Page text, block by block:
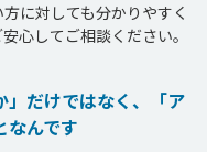
に対しても分かりやすく
心してご相談ください。
」だけではなく、「ア
なんです